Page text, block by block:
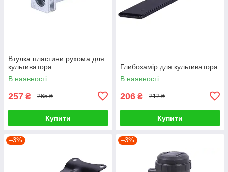
Втулка пластини рухома для
культиватора
В наявності
257 ₴ 265 ₴
Купити
Глибозамір для культиватора
В наявності
206 ₴ 212 ₴
Купити
–3% –3%